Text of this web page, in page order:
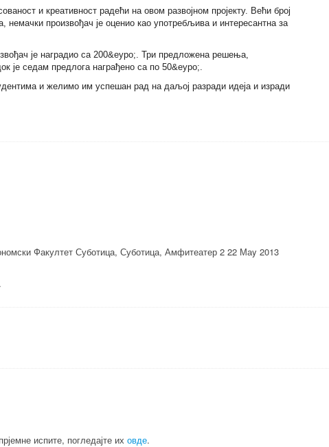
и креативност радећи на овом развојном пројекту. Већи број
произвођач је оценио као употребљива и интересантна за
је наградио са 200&еуро;. Три предложена решења,
је седам предлога награђено са по 50&еуро;.
и желимо им успешан рад на даљој разради идеја и изради
Факултет Суботица, Суботица, Амфитеатер 2 22 Маy 2013
испите, погледајте их овде.